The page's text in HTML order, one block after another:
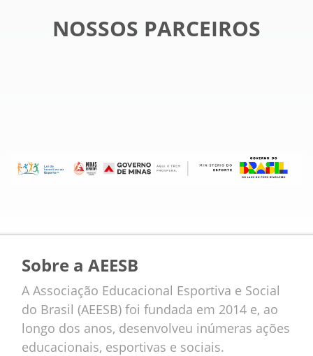
NOSSOS PARCEIROS
Sobre a AEESB
A Associação Educacional Esportiva e Social
do Brasil (AEESB) foi fundada em 2014 e, ao
longo dos anos, desenvolveu inúmeras ações
educacionais, esportivas e sociais.